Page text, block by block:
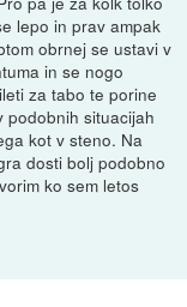
lepo in prav ampak
obrnej se ustavi v
in se nogo
za tabo te porine
podobnih situacijah
kot v steno. Na
dosti bolj podobno
ko sem letos